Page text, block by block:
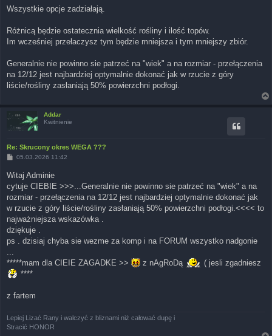
Wszystkie opcje zadziałają.
Różnicą będzie ostatecznia wielkość rośliny i ilość topów.
Im wcześniej przełaczysz tym będzie mniejsza i tym mniejszy zbiór.
Generalnie nie powinno sie patrzeć na "wiek" a na rozmiar - przełączenia
na 12/12 jest najbardziej optymalnie dokonać jak w rzucie z góry
liście/rośliny zasłaniają 50% powierzchni podłogi.
Addar
Kwitnienie
Re: Skrucony okres WEGA ???
P
s
t
05.03.2026 11:42
Witaj Adminie
cytuje CIEBIE >>>...Generalnie nie powinno sie patrzeć na "wiek" a na
rozmiar - przełączenia na 12/12 jest najbardziej optymalnie dokonać jak
w rzucie z góry liście/rośliny zasłaniają 50% powierzchni podłogi.<<<< to
najważniejsza wskazówka .
dziękuje .
ps . dzisiaj chyba sie wezme za komp i na FORUM wszystko nadgonie
*****mam dla CIEIE ZAGADKE >>
z nAgRoDą
( jesli zgadniesz
****
z fartem
Lepiej Lizać Rany i walczyć z bliznami niż całować dupę i
Stracić HONOR